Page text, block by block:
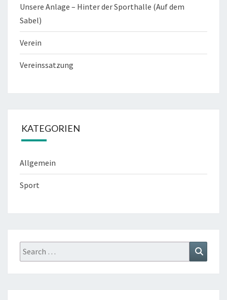
Unsere Anlage – Hinter der Sporthalle (Auf dem
Sabel)
Verein
Vereinssatzung
KATEGORIEN
Allgemein
Sport
Search
for: